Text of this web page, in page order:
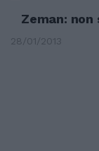
Zeman: non
28/01/2013